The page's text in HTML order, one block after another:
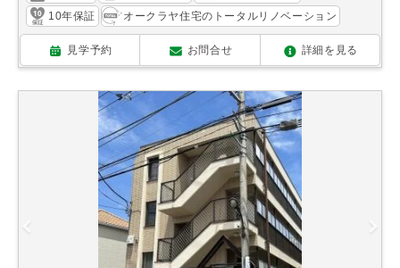
10年保証
オークラヤ住宅のトータルリノベーション
見学予約 お問合せ 詳細を見る